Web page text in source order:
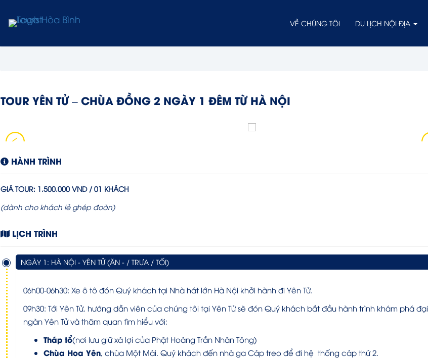
VỀ CHÚNG TÔI DU LỊCH NỘI ĐỊA
TOUR YÊN TỬ – CHÙA ĐỒNG 2 NGÀY 1 ĐÊM TỪ HÀ NỘI
HÀNH TRÌNH
GIÁ TOUR: 1.500.000 VND / 01 KHÁCH
(dành cho khách lẻ ghép đoàn)
LỊCH TRÌNH
NGÀY 1: HÀ NỘI - YÊN TỬ (ĂN - / TRƯA / TỐI)
06h00-06h30: Xe ô tô đón Quý khách tại Nhà hát lớn Hà Nội khởi hành đi Yên Tử.
09h30: Tới Yên Tử, hướng dẫn viên của chúng tôi tại Yên Tử sẽ đón Quý khách bắt đầu hành trình khám phá đại
ngàn Yên Tử và thăm quan tìm hiểu với:
Tháp tổ(nơi lưu giữ xá lợi của Phật Hoàng Trần Nhân Tông)
Chùa Hoa Yên, chùa Một Mái. Quý khách đến nhà ga Cáp treo để đi hệ thống cáp thứ 2.